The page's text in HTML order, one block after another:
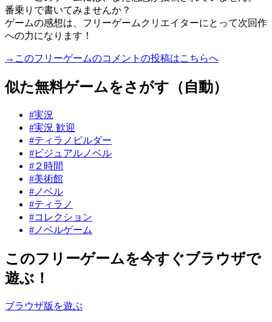
番乗りで書いてみませんか？
ゲームの感想は、フリーゲームクリエイターにとって次回作
への力になります！
→このフリーゲームのコメントの投稿はこちらへ
似た無料ゲームをさがす（自動）
#実況
#実況 歓迎
#ティラノビルダー
#ビジュアルノベル
#２時間
#美術館
#ノベル
#ティラノ
#コレクション
#ノベルゲーム
このフリーゲームを今すぐブラウザで
遊ぶ！
ブラウザ版を遊ぶ